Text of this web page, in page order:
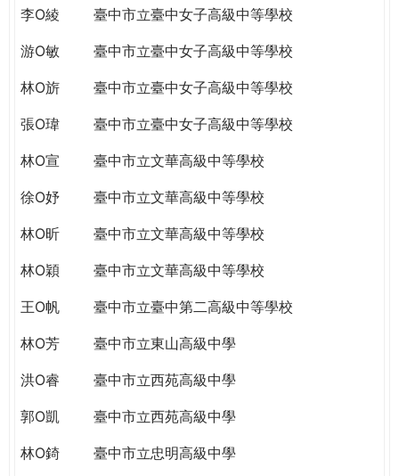
民。
WAGOR
TODAY
THE
TOMORROW
YOU
ON
PATH
GLOBAL
CITIZENSHIP
李O綾 臺中市立臺中女子高級中等學校
游O敏 臺中市立臺中女子高級中等學校
林O旂 臺中市立臺中女子高級中等學校
張O瑋 臺中市立臺中女子高級中等學校
林O宣 臺中市立文華高級中等學校
徐O妤 臺中市立文華高級中等學校
林O昕 臺中市立文華高級中等學校
林O穎 臺中市立文華高級中等學校
王O帆 臺中市立臺中第二高級中等學校
林O芳 臺中市立東山高級中學
洪O睿 臺中市立西苑高級中學
郭O凱 臺中市立西苑高級中學
林O錡 臺中市立忠明高級中學